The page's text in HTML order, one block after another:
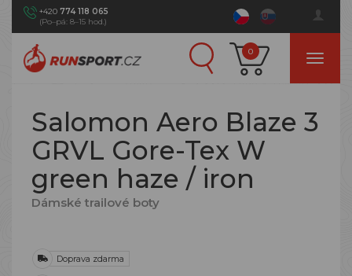
+420 774 118 065
(Po–pá: 8–15 hod.)
0
Salomon Aero Blaze 3
GRVL Gore-Tex W
green haze / iron
Dámské trailové boty
Doprava zdarma